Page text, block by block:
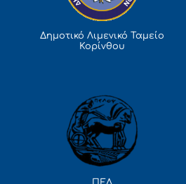
Δημοτικό Λιμενικό Ταμείο
Κορίνθου